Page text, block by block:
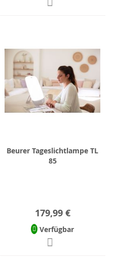
Beurer Tageslichtlampe TL
85
179,99 €
Verfügbar